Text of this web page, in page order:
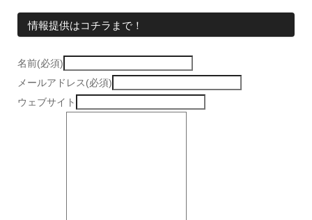
情報提供はコチラまで！
名前(必須)
メールアドレス(必須)
ウェブサイト